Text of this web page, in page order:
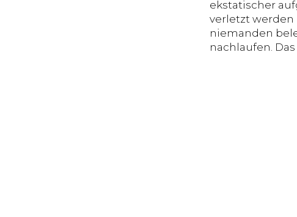
ekstatischer
verletzt werden
niemanden
nachlaufen.